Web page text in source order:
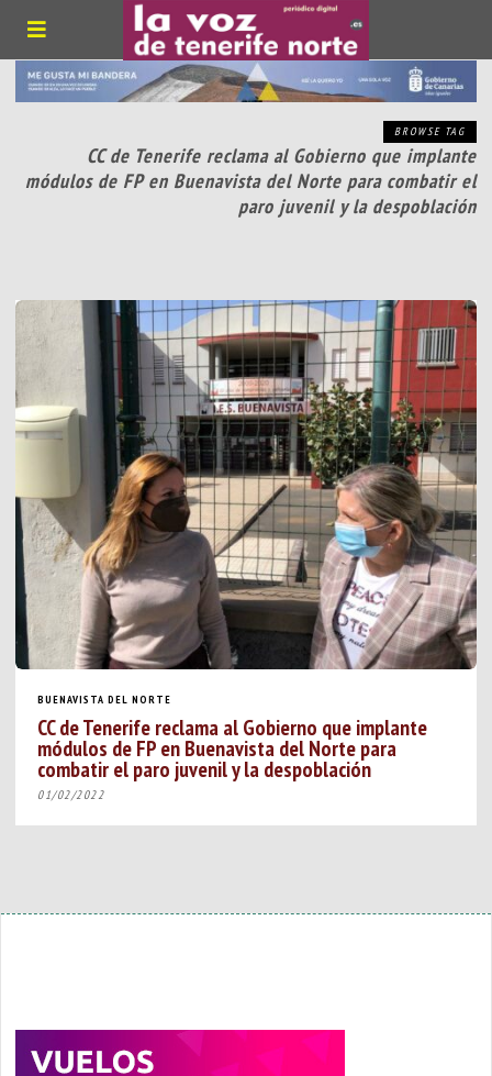
BROWSE TAG
CC de Tenerife reclama al Gobierno que implante
módulos de FP en Buenavista del Norte para combatir el
paro juvenil y la despoblación
BUENAVISTA DEL NORTE
CC de Tenerife reclama al Gobierno que implante
módulos de FP en Buenavista del Norte para
combatir el paro juvenil y la despoblación
01/02/2022